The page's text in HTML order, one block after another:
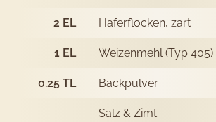
2 EL Haferflocken, zart
1 EL Weizenmehl (Typ 405)
0.25 TL Backpulver
Salz & Zimt